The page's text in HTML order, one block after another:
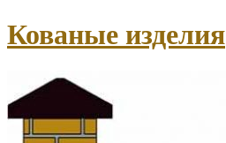
Кованые изделия